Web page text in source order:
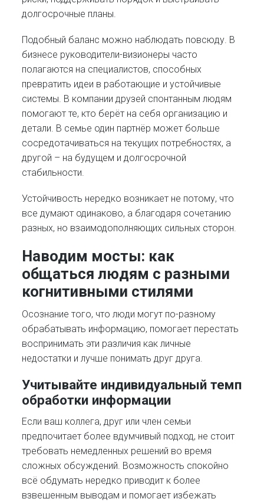
долгосрочные планы.
Подобный баланс можно наблюдать повсюду. В
бизнесе руководители-визионеры часто
полагаются на специалистов, способных
превратить идеи в работающие и устойчивые
системы. В компании друзей спонтанным людям
помогают те, кто берёт на себя организацию и
детали. В семье один партнёр может больше
сосредотачиваться на текущих потребностях, а
другой – на будущем и долгосрочной
стабильности.
Устойчивость нередко возникает не потому, что
все думают одинаково, а благодаря сочетанию
разных, но взаимодополняющих сильных сторон.
Наводим мосты: как
общаться людям с разными
когнитивными стилями
Осознание того, что люди могут по-разному
обрабатывать информацию, помогает перестать
воспринимать эти различия как личные
недостатки и лучше понимать друг друга.
Учитывайте индивидуальный темп
обработки информации
Если ваш коллега, друг или член семьи
предпочитает более вдумчивый подход, не стоит
требовать немедленных решений во время
сложных обсуждений. Возможность спокойно
всё обдумать нередко приводит к более
взвешенным выводам и помогает избежать